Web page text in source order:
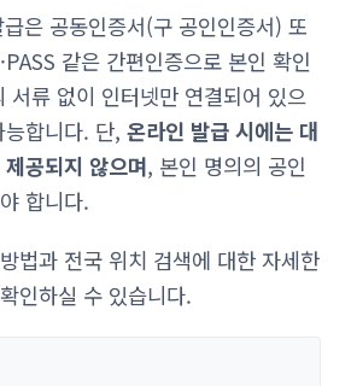
은 공동인증서(구 공인인증서) 또
같은 간편인증으로 본인 확인
서류 없이 인터넷만 연결되어 있으
합니다. 단, 온라인 발급 시에는 대
공되지 않으며, 본인 명의의 공인
합니다.
법과 전국 위치 검색에 대한 자세한
인하실 수 있습니다.